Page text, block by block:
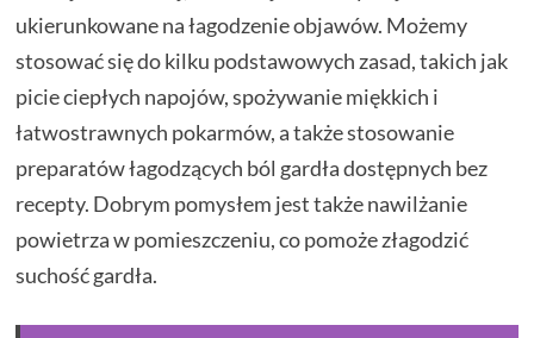
ukierunkowane na łagodzenie objawów. Możemy
stosować się do kilku podstawowych zasad, takich jak
picie ciepłych napojów, spożywanie miękkich i
łatwostrawnych pokarmów, a także stosowanie
preparatów łagodzących ból gardła dostępnych bez
recepty. Dobrym pomysłem jest także nawilżanie
powietrza w pomieszczeniu, co pomoże złagodzić
suchość gardła.